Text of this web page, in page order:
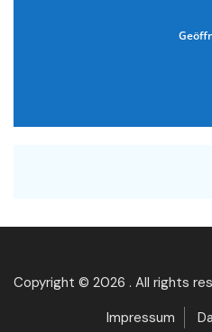
Copyright © 2026 . All rights
Impressum